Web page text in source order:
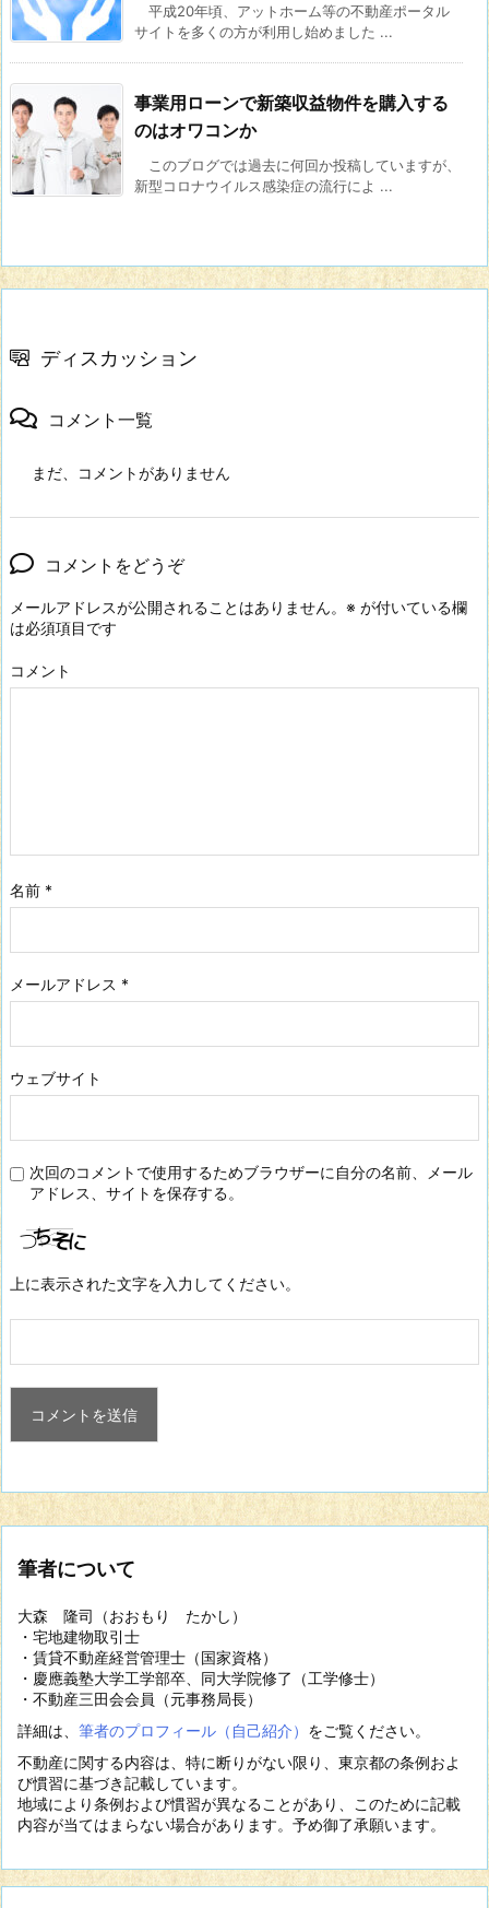
平成20年頃、アットホーム等の不動産ポータル
サイトを多くの方が利用し始めました ...
事業用ローンで新築収益物件を購入する
のはオワコンか
このブログでは過去に何回か投稿していますが、
新型コロナウイルス感染症の流行によ ...
ディスカッション
コメント一覧
まだ、コメントがありません
コメントをどうぞ
メールアドレスが公開されることはありません。 ※ が付いている欄
は必須項目です
コメント
名前 *
メールアドレス *
ウェブサイト
次回のコメントで使用するためブラウザーに自分の名前、メール
アドレス、サイトを保存する。
上に表示された文字を入力してください。
筆者について
大森 隆司（おおもり たかし）
・宅地建物取引士
・賃貸不動産経営管理士（国家資格）
・慶應義塾大学工学部卒、同大学院修了（工学修士）
・不動産三田会会員（元事務局長）
詳細は、 筆者のプロフィール（自己紹介） をご覧ください。
不動産に関する内容は、特に断りがない限り、東京都の条例およ
び慣習に基づき記載しています。
地域により条例および慣習が異なることがあり、このために記載
内容が当てはまらない場合があります。予め御了承願います。